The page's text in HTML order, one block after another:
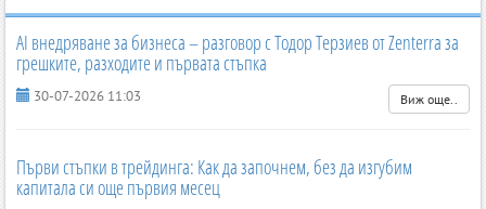
AI внедряване за бизнеса – разговор с Тодор Терзиев от Zenterra за
грешките, разходите и първата стъпка
30-07-2026 11:03 Виж още..
Първи стъпки в трейдинга: Как да започнем, без да изгубим
капитала си още първия месец